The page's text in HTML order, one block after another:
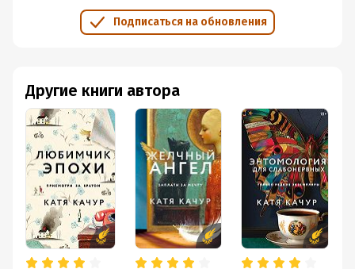
бы нагляднее что ли)
К классике я обращаюсь редко, а вот современная
Подписаться на обновления
Другие книги автора